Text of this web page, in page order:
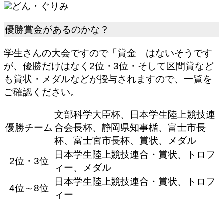
どん・ぐりみ
優勝賞金があるのかな？
学生さんの大会ですので「賞金」はないそうです
が、優勝だけはなく2位・3位・そして区間賞など
も賞状・メダルなどが授与されますので、一覧を
ご確認ください。
優勝チーム
文部科学大臣杯、日本学生陸上競技連
合会長杯、静岡県知事楯、富士市長
杯、富士宮市長杯、賞状、メダル
2位・3位
日本学生陸上競技連合・賞状、トロフ
ィー、メダル
4位～8位
日本学生陸上競技連合・賞状、トロフ
ィー